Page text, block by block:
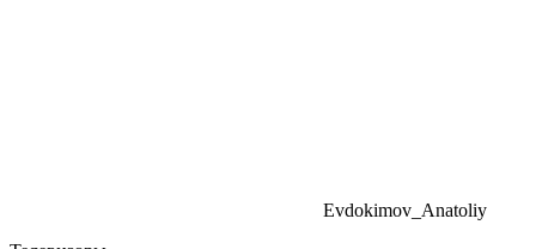
Evdokimov_Anatoliy